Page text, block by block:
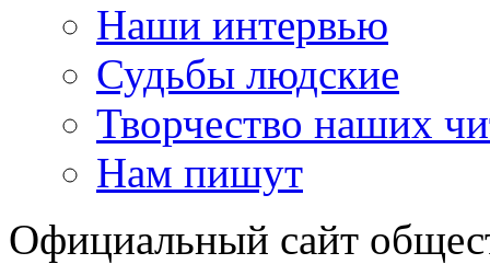
Наши интервью
Судьбы людские
Творчество наших
Нам пишут
Официальный сайт